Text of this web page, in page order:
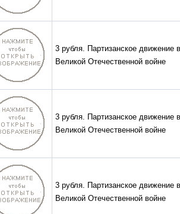
3 рубля. Партизанское движение в
Великой Отечественной войне
3 рубля. Партизанское движение в
Великой Отечественной войне
3 рубля. Партизанское движение в
Великой Отечественной войне